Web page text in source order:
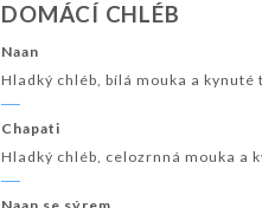
DOMÁCÍ CHLÉB
Naan
Hladký chléb, bílá mouka a kynuté
Chapati
Hladký chléb, celozrnná mouka a